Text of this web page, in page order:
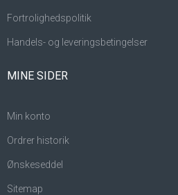
Fortrolighedspolitik
Handels- og leveringsbetingelser
MINE SIDER
Min konto
Ordrer historik
Ønskeseddel
Sitemap